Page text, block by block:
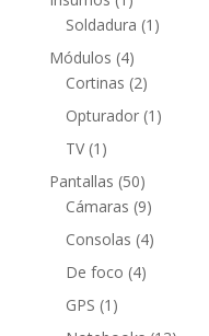
producto
Soldadura 1 1
Módulos 44
productos
Cortinas 22
productos
Opturador 1 1
TV 1 1
producto
Pantallas 5050
productos
Cámaras 99
productos
Consolas 44
De foco 44
GPS 1 1
producto